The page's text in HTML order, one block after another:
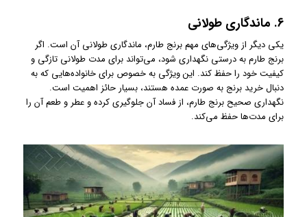
6. ماندگاری طولانی
یکی دیگر از ویژگی‌های مهم برنج طارم، ماندگاری طولانی آن است. اگر
برنج طارم به درستی نگهداری شود، می‌تواند برای مدت طولانی تازگی و
کیفیت خود را حفظ کند. این ویژگی به خصوص برای خانواده‌هایی که به
دنبال خرید برنج به صورت عمده هستند، بسیار حائز اهمیت است.
نگهداری صحیح برنج طارم، از فساد آن جلوگیری کرده و عطر و طعم آن را
برای مدت‌ها حفظ می‌کند.